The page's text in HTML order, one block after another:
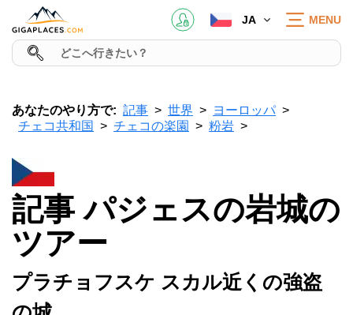
JA MENU
あなたのやり方で: 記事 世界
ヨーロッパ
チェコ共和国
チェコの楽園 粉岩
記事 パジェスの岩城の
ツアー
プラチョフスケ スカル近くの強盗